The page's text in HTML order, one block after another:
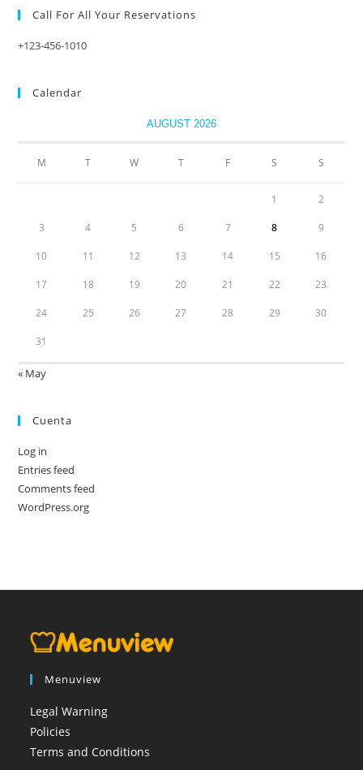
Call For All Your​ Reservations
+123-456-1010
Calendar
AUGUST 2026
M T W T F S S
1 2
3 4 5 6 7 8 9
10 11 12 13 14 15 16
17 18 19 20 21 22 23
24 25 26 27 28 29 30
31
« May
Cuenta
Log in
Entries feed
Comments feed
WordPress.org
Menuview
Legal Warning
Policies
Terms and Conditions